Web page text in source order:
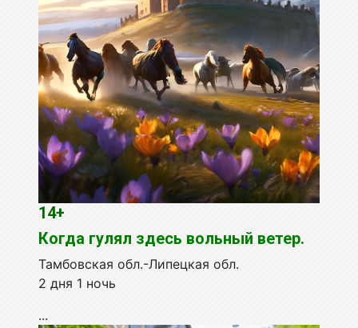
14+
Когда гулял здесь вольный ветер.
Тамбовская обл.-Липецкая обл.
2 дня 1 ночь
...